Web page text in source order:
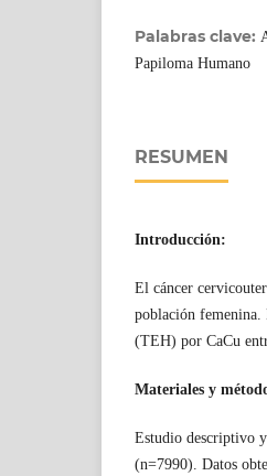
Palabras clave:
Papiloma Humano
RESUMEN
Introducción:
El cáncer
población femenina.
(TEH) por CaCu
Materiales y
Estudio descriptivo
(n=7990). Datos